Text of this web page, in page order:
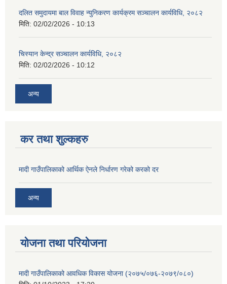
दलित समुदायमा बाल विवाह न्युनिकरण कार्यक्रम सञ्‍चालन कार्यविधि, २०८२
मिति: 02/02/2026 - 10:13
चिस्यान केन्द्र सञ्‍चालन कार्यविधि, २०८२
मिति: 02/02/2026 - 10:12
अन्य
कर तथा शुल्कहरु
मादी गाउँपालिकाको आर्थिक ऐनले निर्धारण गरेको करको दर
अन्य
योजना तथा परियोजना
मादी गाउँपालिकाको आवधिक विकास योजना (२०७५/०७६-२०७९/०८०)